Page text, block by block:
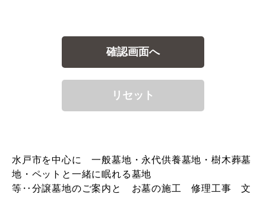
水戸市を中心に 一般墓地・永代供養墓地・樹木葬墓
地・ペットと一緒に眠れる墓地
等‥分譲墓地のご案内と お墓の施工 修理工事 文